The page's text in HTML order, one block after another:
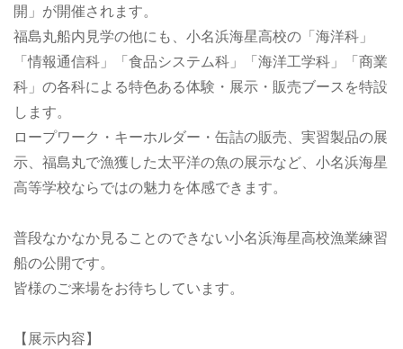
開」が開催されます。
福島丸船内見学の他にも、小名浜海星高校の「海洋科」
「情報通信科」「食品システム科」「海洋工学科」「商業
科」の各科による特色ある体験・展示・販売ブースを特設
します。
ロープワーク・キーホルダー・缶詰の販売、実習製品の展
示、福島丸で漁獲した太平洋の魚の展示など、小名浜海星
高等学校ならではの魅力を体感できます。
普段なかなか見ることのできない小名浜海星高校漁業練習
船の公開です。
皆様のご来場をお待ちしています。
【展示内容】